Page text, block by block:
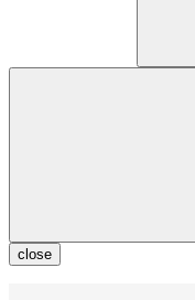
close